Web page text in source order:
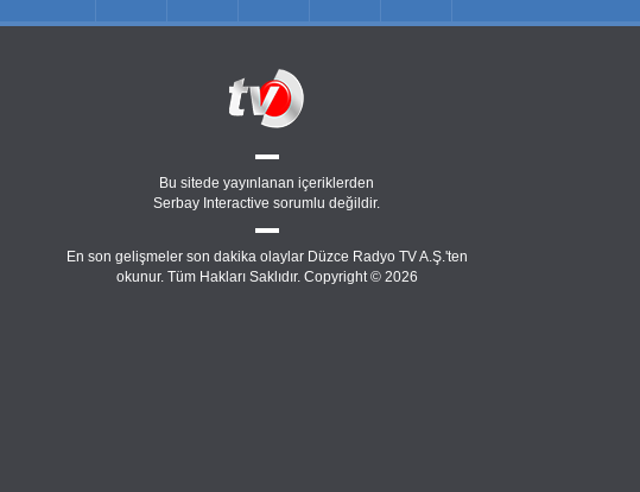
Bu sitede yayınlanan içeriklerden
Serbay Interactive sorumlu değildir.
En son gelişmeler son dakika olaylar Düzce Radyo TV A.Ş.'ten
okunur. Tüm Hakları Saklıdır. Copyright © 2026